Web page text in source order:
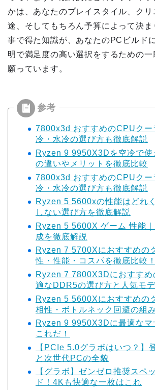
かは、あなたのプレイスタイル、クリ
途、そしてもちろん予算によって決
事で得た知識が、あなたのPCビルド
明で満足度の高い選択をするための一
願っています。
7800x3d おすすめのCPUクー
冷・水冷の選び方も徹底解説
Ryzen 9 9950X3Dを空冷で使
の違いやメリットを徹底比較
7800x3d おすすめのCPUクー
冷・水冷の選び方も徹底解説
Ryzen 5 5600xの性能はどれ
しない選び方を徹底解説
Ryzen 5 5600X ゲーム 性能
成を徹底解説
Ryzen 7 5700Xにおすすめの
性・性能・コスパを徹底比較！
Ryzen 7 7800X3Dにおすすめ
適なDDR5の選び方と人気モ
Ryzen 5 5600Xにおすすめの
相性・ボトルネック回避の組
Ryzen 9 9950X3Dに最適なマ
これだ！
【PCIe 5.0グラボはいつ？】
と次世代PCの全貌
【グラボ】ゼンゼロ推奨スペ
ド！4Kも快適な一枚はこれ